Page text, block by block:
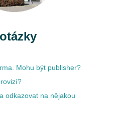
Mohu být publisher?
odkazovat na nějakou